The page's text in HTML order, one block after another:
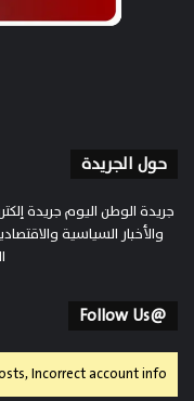
حول الجريدة
جريدة الوطن اليوم جريدة
والأخبار السياسية
@Follow Us
Incorrect account info.